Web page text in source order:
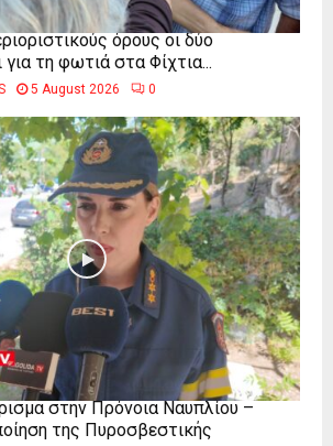
όρους οι δύο
για τη φωτιά στα Φίχτια...
5 August 2026 0
στην Πρόνοια Ναυπλίου –
της Πυροσβεστικής